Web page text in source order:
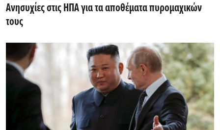
Ανησυχίες στις ΗΠΑ για τα αποθέματα πυρομαχικών
τους